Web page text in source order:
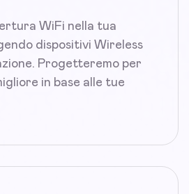
WiFi nella tua
dispositivi Wireless
Progetteremo per
in base alle tue